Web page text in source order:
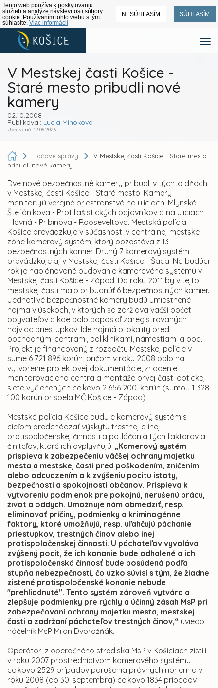
Tento web používa k poskytovaniu
služieb a analýze návštevnosti súbory
cookie. Používaním tohto webu s tým
súhlasíte. Viac informácií
NESÚHLASÍM SÚHLASÍM
V Mestskej časti Košice -
Staré mesto pribudli nové
kamery
02.10.2008
Publikoval: Lucia Mihoková
Upravené: 12.06.2026
Tlačové správy
V Mestskej časti Košice - Staré mesto
pribudli nové kamery
Dve nové bezpečnostné kamery pribudli v týchto dňoch
v Mestskej časti Košice - Staré mesto. Kamery
monitorujú verejné priestranstvá na uliciach: Mlynská -
Štefánikova - Protifašistických bojovníkov a na uliciach
Hlavná - Pribinova - Rooseveltova. Mestská polícia
Košice prevádzkuje v súčasnosti v centrálnej mestskej
zóne kamerový systém, ktorý pozostáva z 13
bezpečnostných kamier. Druhý 7 kamerový systém
prevádzkuje aj v Mestskej časti Košice - Šaca. Na budúci
rok je naplánované budovanie kamerového systému v
Mestskej časti Košice - Západ. Do roku 2011 by v tejto
mestskej časti malo pribudnúť 6 bezpečnostných kamier.
Jednotlivé bezpečnostné kamery budú umiestnené
najmä v úsekoch, v ktorých sa zdržiava väčší počet
obyvateľov a kde bolo doposiaľ zaregistrovaných
najviac priestupkov. Ide najmä o lokality pred
obchodnými centrami, poliklinikami, námestiami a pod.
Projekt je financovaný z rozpočtu Mestskej polície v
sume 6 721 896 korún, pričom v roku 2008 bolo na
vytvorenie projektovej dokumentácie, zriadenie
monitorovacieho centra a montáže prvej časti optickej
siete vyčlenených celkovo 2 656 200, korún (sumou 1 328
100 korún prispela MČ Košice - Západ).
Mestská polícia Košice buduje kamerový systém s
cieľom predchádzať výskytu trestnej a inej
protispoločenskej činnosti a potláčania tých faktorov a
činiteľov, ktoré ich ovplyvňujú. „Kamerový systém
prispieva k zabezpečeniu väčšej ochrany majetku
mesta a mestskej časti pred poškodením, zničením
alebo odcudzením a k zvýšeniu pocitu istoty,
bezpečnosti a spokojnosti občanov. Prispieva k
vytvoreniu podmienok pre pokojnú, nerušenú prácu,
život a oddych. Umožňuje nám obmedziť, resp.
eliminovať príčiny, podmienky a kriminogénne
faktory, ktoré umožňujú, resp. uľahčujú páchanie
priestupkov, trestných činov alebo inej
protispoločenskej činnosti. U páchateľov vyvoláva
zvýšený pocit, že ich konanie bude odhalené a ich
protispoločenská činnosť bude posúdená podľa
stupňa nebezpečnosti, čo úzko súvisí s tým, že žiadne
zistené protispoločenské konanie nebude
"prehliadnuté". Tento systém zároveň vytvára a
zlepšuje podmienky pre rýchly a účinný zásah MsP pri
zabezpečovaní ochrany majetku mesta, mestskej
časti a zadržaní páchateľov trestných činov,“ uviedol
náčelník MsP Milan Dvorožňák.
Operátori z operačného strediska MsP v Košiciach zistili
v roku 2007 prostredníctvom kamerového systému
celkovo 2529 prípadov porušenia právnych noriem a v
roku 2008 (do 30. septembra) celkovo 1834 prípadov